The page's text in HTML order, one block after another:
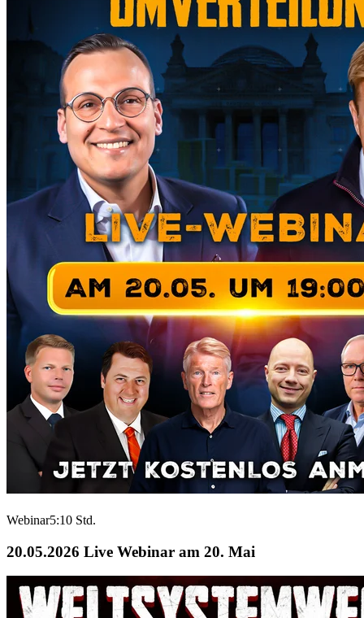
Webinar5:10 Std.
20.05.2026 Live Webinar am 20. Mai